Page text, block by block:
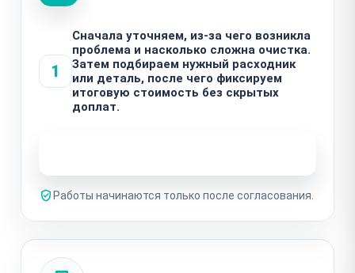
1
Сначала уточняем, из-за чего возникла
проблема и насколько сложна очистка.
Затем подбираем нужный расходник
или деталь, после чего фиксируем
итоговую стоимость без скрытых
доплат.
Работы начинаются только после согласования.